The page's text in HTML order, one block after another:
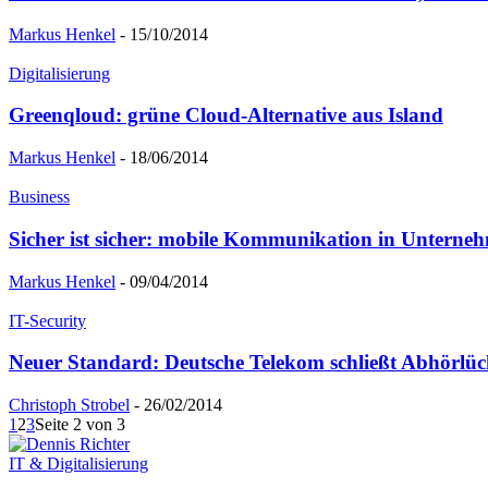
Markus Henkel - 15/10/2014
Digitalisierung
Greenqloud: grüne Cloud-Alternative aus Island
Markus Henkel - 18/06/2014
Business
Sicher ist sicher: mobile Kommunikation in
Markus Henkel - 09/04/2014
IT-Security
Neuer Standard: Deutsche Telekom schließt
Christoph Strobel - 26/02/2014
1 23Seite 2 von 3
IT & Digitalisierung